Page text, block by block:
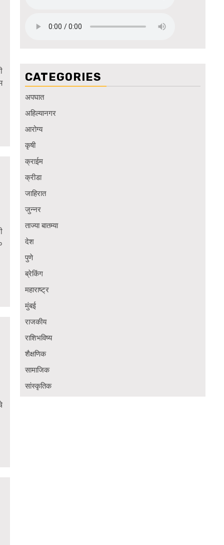
CATEGORIES
अपघात
अहिल्यानगर
आरोग्य
कृषी
क्राईम
क्रीडा
जाहिरात
जुन्नर
ताज्या बातम्या
देश
पुणे
ब्रेकिंग
महाराष्ट्र
मुंबई
राजकीय
राशिभविष्य
शैक्षणिक
सामाजिक
सांस्कृतिक